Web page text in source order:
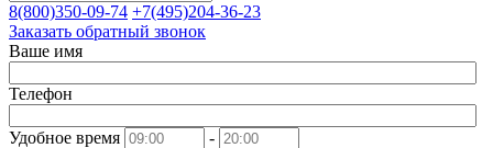
8(800)350-09-74 +7(495)204-36-23
Заказать обратный звонок
Ваше имя
Телефон
Удобное время
-